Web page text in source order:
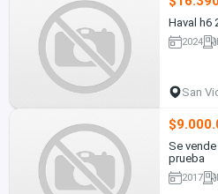
Haval h6
2024
San
Se
prueba
2017